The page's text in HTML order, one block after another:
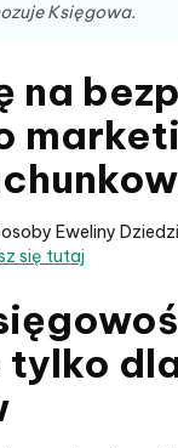
Księgowa.
na
Eweliny
się tutaj
tylko